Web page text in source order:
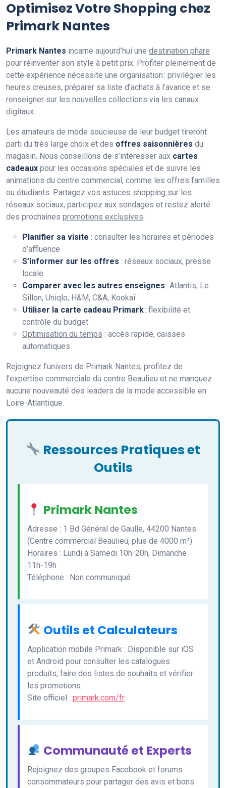
Optimisez Votre Shopping chez
Primark Nantes
Primark Nantes incarne aujourd’hui une destination phare
pour réinventer son style à petit prix. Profiter pleinement de
cette expérience nécessite une organisation : privilégier les
heures creuses, préparer sa liste d’achats à l’avance et se
renseigner sur les nouvelles collections via les canaux
digitaux.
Les amateurs de mode soucieuse de leur budget tireront
parti du très large choix et des offres saisonnières du
magasin. Nous conseillons de s’intéresser aux cartes
cadeaux pour les occasions spéciales et de suivre les
animations du centre commercial, comme les offres familles
ou étudiants. Partagez vos astuces shopping sur les
réseaux sociaux, participez aux sondages et restez alerté
des prochaines promotions exclusives
Planifier sa visite : consulter les horaires et périodes
d’affluence
S’informer sur les offres : réseaux sociaux, presse
locale
Comparer avec les autres enseignes: Atlantis, Le
Sillon, Uniqlo, H&M, C&A, Kookaï
Utiliser la carte cadeau Primark: flexibilité et
contrôle du budget
Optimisation du temps : accès rapide, caisses
automatiques
Rejoignez l’univers de Primark Nantes, profitez de
l’expertise commerciale du centre Beaulieu et ne manquez
aucune nouveauté des leaders de la mode accessible en
Loire-Atlantique.
Ressources Pratiques et
Outils
Primark Nantes
Adresse : 1 Bd Général de Gaulle, 44200 Nantes
(Centre commercial Beaulieu, plus de 4000 m²)
Horaires : Lundi à Samedi 10h-20h, Dimanche
11h-19h
Téléphone : Non communiqué
Outils et Calculateurs
Application mobile Primark : Disponible sur iOS
et Android pour consulter les catalogues
produits, faire des listes de souhaits et vérifier
les promotions.
Site officiel : primark.com/fr
Communauté et Experts
Rejoignez des groupes Facebook et forums
consommateurs pour partager des avis et bons